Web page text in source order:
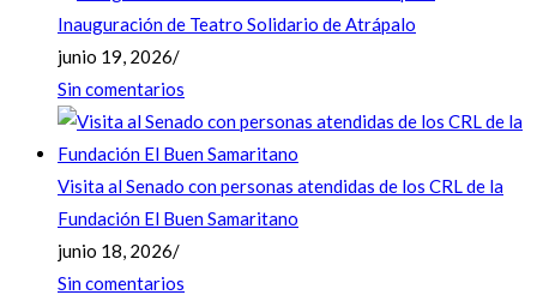
Inauguración de Teatro Solidario de Atrápalo
junio 19, 2026/
Sin comentarios
Visita al Senado con personas atendidas de los CRL de la
Fundación El Buen Samaritano
junio 18, 2026/
Sin comentarios